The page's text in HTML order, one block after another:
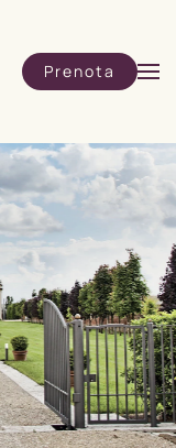
Prenota